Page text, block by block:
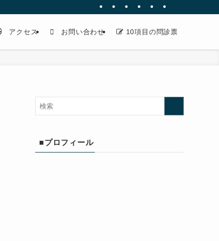
アクセス お問い合わせ 10項目の問診票
■プロフィール